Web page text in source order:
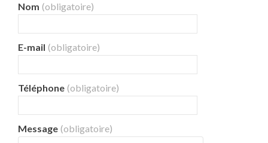
Nom (obligatoire)
E-mail (obligatoire)
Téléphone (obligatoire)
Message (obligatoire)